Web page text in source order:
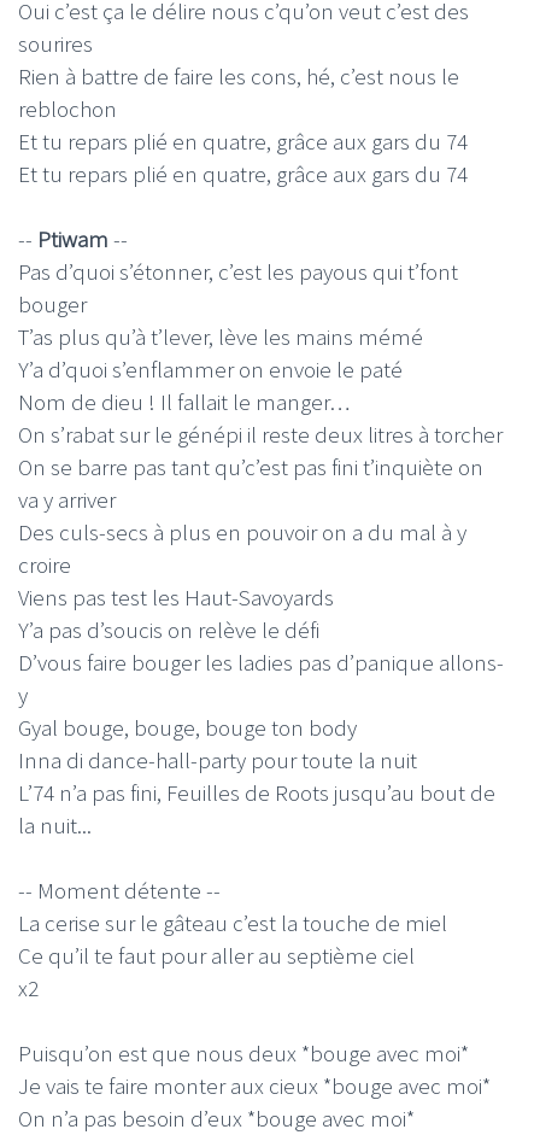
Oui c’est ça le délire nous c’qu’on veut c’est des
sourires
Rien à battre de faire les cons, hé, c’est nous le
reblochon
Et tu repars plié en quatre, grâce aux gars du 74
Et tu repars plié en quatre, grâce aux gars du 74
-- Ptiwam --
Pas d’quoi s’étonner, c’est les payous qui t’font
bouger
T’as plus qu’à t’lever, lève les mains mémé
Y’a d’quoi s’enflammer on envoie le paté
Nom de dieu ! Il fallait le manger…
On s’rabat sur le génépi il reste deux litres à torcher
On se barre pas tant qu’c’est pas fini t’inquiète on
va y arriver
Des culs-secs à plus en pouvoir on a du mal à y
croire
Viens pas test les Haut-Savoyards
Y’a pas d’soucis on relève le défi
D’vous faire bouger les ladies pas d’panique allons-
y
Gyal bouge, bouge, bouge ton body
Inna di dance-hall-party pour toute la nuit
L’74 n’a pas fini, Feuilles de Roots jusqu’au bout de
la nuit...
-- Moment détente --
La cerise sur le gâteau c’est la touche de miel
Ce qu’il te faut pour aller au septième ciel
x2
Puisqu’on est que nous deux *bouge avec moi*
Je vais te faire monter aux cieux *bouge avec moi*
On n’a pas besoin d’eux *bouge avec moi*